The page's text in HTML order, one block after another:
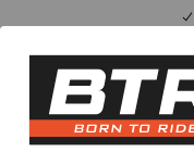
Alle Produkte
Mein Konto
Suchen